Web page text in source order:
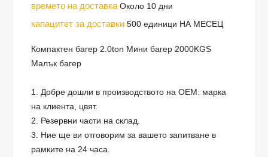
времето на доставкаОколо 10 дни
капацитет за доставки500 единици НА МЕСЕЦ
Компактен багер 2.0ton Мини багер 2000KGS
Малък багер
1. Добре дошли в производството на OEM: марка
на клиента, цвят.
2. Резервни части на склад.
3. Ние ще ви отговорим за вашето запитване в
рамките на 24 часа.